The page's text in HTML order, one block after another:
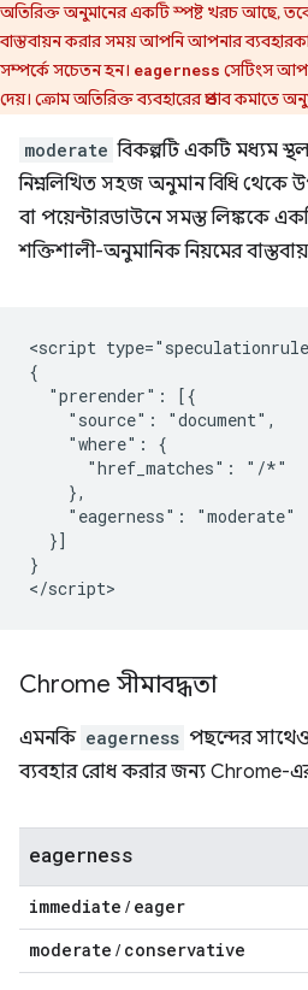
অতিরিক্ত অনুমানের একটি স্পষ্ট খরচ আছে,
বাস্তবায়ন করার সময় আপনি আপনার
সম্পর্কে সচেতন হন। eagerness সেটিংস
দেয়। ক্রোম অতিরিক্ত ব্যবহারের প্রভাব কমাতে
moderate বিকল্পটি একটি মধ্যম
নিম্নলিখিত সহজ অনুমান বিধি
বা পয়েন্টারডাউনে সমস্ত লিঙ্ককে
শক্তিশালী-অনুমানিক নিয়মের বাস্তবায়ন
<script
{
  "prerender": [{
    "source": "document",
    "where": {
      "href_matches": "/*"
    },
    "eagerness": "moderate"
  }]
}
Chrome সীমাবদ্ধতা
এমনকি eagerness পছন্দের
ব্যবহার রোধ করার জন্য Chrome-এর
eagerness
immediate / eager
moderate / conservative